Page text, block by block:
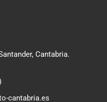
Cantabria.
cantabria.es